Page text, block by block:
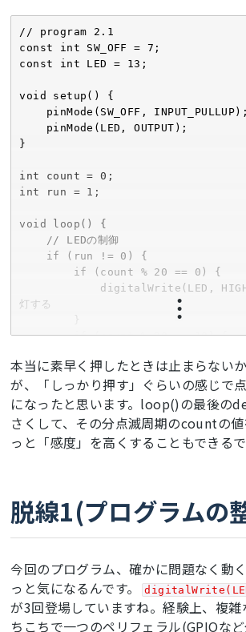
// program 2.1
const int SW_OFF = 7;
const int LED = 13;
void setup() {
}
int count = 0;
int run = 1;
void loop() {
灯する
        if (count % 20 == 10) {      // 2秒毎+1
            digitalWrite(LED, LOW);  // LEDを消
灯する
        }
    }
    // スイッチの読み取り
    // 100ミリ秒毎、つまり毎回なので回数制御は不要
    }
        count = 0;
    }
    delay(100);
}
本当に素早く押したときは止まらない
が、「しっかり押す」ぐらいの感じで
になったと思います。loop()の最後の
さくして、その分点滅周期のcountの
っと「感度」を高くすることもできるで
脱線1(プログラムの
今回のプログラム、確かに問題なく動
っと気になるんです。
が3回登場していますね。経験上、複雑
ちこちで一つのペリフェラル(GPIOな